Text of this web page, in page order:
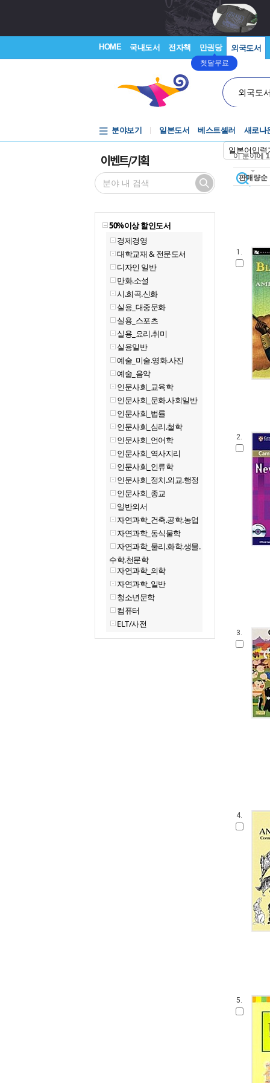
HOME 국내도서 전자책 만권당
첫달무료
외국도서
외국도
일본어입력
분야보기 일본도서 베스트셀러 새로나
이벤트/기획
50%이상 할인도서
경제경영
대학교재 & 전문도서
디자인 일반
만화.소설
시.희곡.신화
실용_대중문화
실용_스포츠
실용_요리.취미
실용일반
예술_미술.영화.사진
예술_음악
인문사회_교육학
인문사회_문화.사회일반
인문사회_법률
인문사회_심리.철학
인문사회_언어학
인문사회_역사지리
인문사회_인류학
인문사회_정치.외교.행정
인문사회_종교
일반외서
자연과학_건축.공학.농업
자연과학_동식물학
자연과학_물리.화학.생물.
수학.천문학
자연과학_의학
자연과학_일반
청소년문학
컴퓨터
ELT/사전
이 분야에
판매량순
1.
2.
3.
4.
5.